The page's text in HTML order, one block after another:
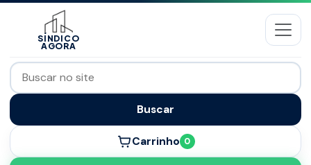
SÍNDICO
AGORA
Buscar
Carrinho 0